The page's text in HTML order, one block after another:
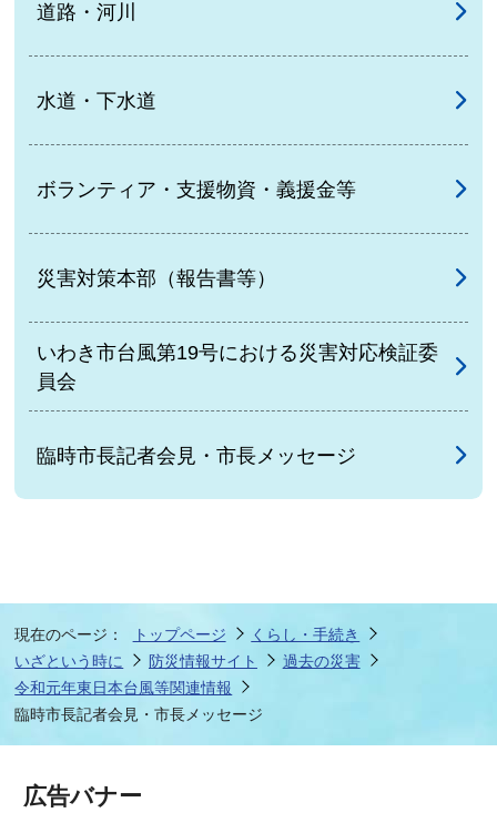
道路・河川
水道・下水道
ボランティア・支援物資・義援金等
災害対策本部（報告書等）
いわき市台風第19号における災害対応検証委
員会
臨時市長記者会見・市長メッセージ
現在のページ： トップページ
くらし・手続き
いざという時に
防災情報サイト
過去の災害
令和元年東日本台風等関連情報
臨時市長記者会見・市長メッセージ
広告バナー